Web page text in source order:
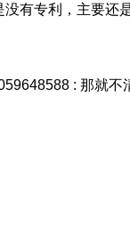
没有专利，主要还
: 那就不